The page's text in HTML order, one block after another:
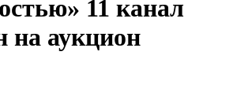
11 канал
на аукцион